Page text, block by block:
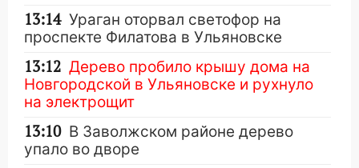
13:14 Ураган оторвал светофор на
проспекте Филатова в Ульяновске
13:12 Дерево пробило крышу дома на
Новгородской в Ульяновске и рухнуло
на электрощит
13:10 В Заволжском районе дерево
упало во дворе